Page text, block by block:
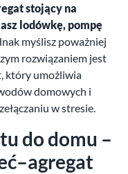
stojący na
lodówkę, pompę
myślisz poważniej
rozwiązaniem jest
który umożliwia
domowych i
w stresie.
do domu –